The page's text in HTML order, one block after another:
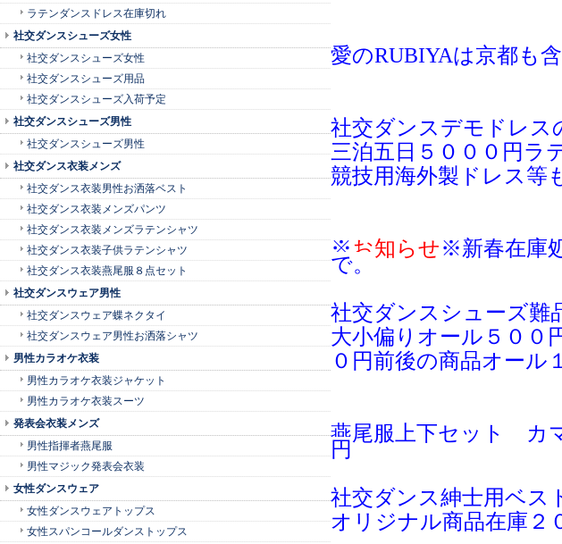
ラテンダンスドレス在庫切れ
社交ダンスシューズ女性
社交ダンスシューズ女性
社交ダンスシューズ用品
社交ダンスシューズ入荷予定
社交ダンスシューズ男性
社交ダンスシューズ男性
社交ダンス衣装メンズ
社交ダンス衣装男性お洒落ベスト
社交ダンス衣装メンズパンツ
社交ダンス衣装メンズラテンシャツ
社交ダンス衣装子供ラテンシャツ
社交ダンス衣装燕尾服８点セット
社交ダンスウェア男性
社交ダンスウェア蝶ネクタイ
社交ダンスウェア男性お洒落シャツ
男性カラオケ衣装
男性カラオケ衣装ジャケット
男性カラオケ衣装スーツ
発表会衣装メンズ
男性指揮者燕尾服
男性マジック発表会衣装
女性ダンスウェア
女性ダンスウェアトップス
女性スパンコールダンストップス
愛のRUBIYAは京都も
社交ダンスデモドレス
三泊五日５０００円ラ
競技用海外製ドレス等
※お知らせ※新春在庫
で。
社交ダンスシューズ
大小偏りオール５０
０円前後の商品オール
燕尾服上下セット カ
円
社交ダンス紳士用ベス
オリジナル商品在庫２